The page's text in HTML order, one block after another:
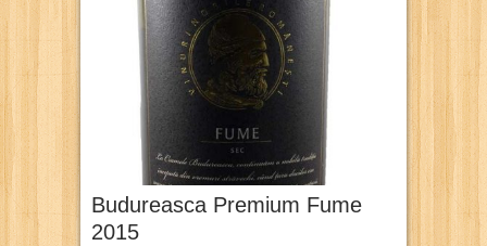
Budureasca Premium Fume
2015